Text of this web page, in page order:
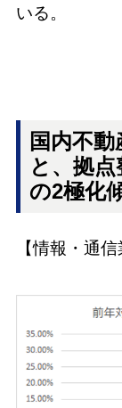
いる。
国内不
と、拠
の2極化
【情報・通信